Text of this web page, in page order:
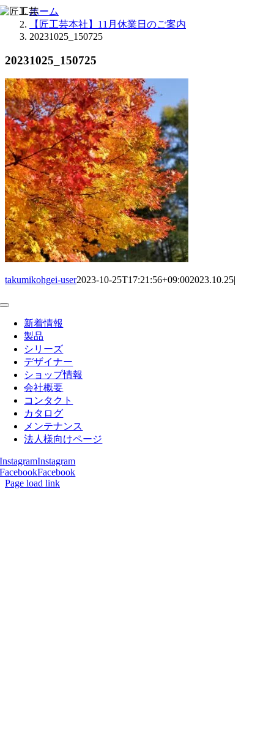
ホーム
【匠工芸本社】11月休業日のご案内
20231025_150725
20231025_150725
takumikohgei-user2023-10-25T17:21:56+09:002023.10.25|
Toggle
Navigation新着情報
製品
シリーズ
デザイナー
ショップ情報
会社概要
コンタクト
カタログ
メンテナンス
法人様向けページ
InstagramInstagram
FacebookFacebook
Page load link